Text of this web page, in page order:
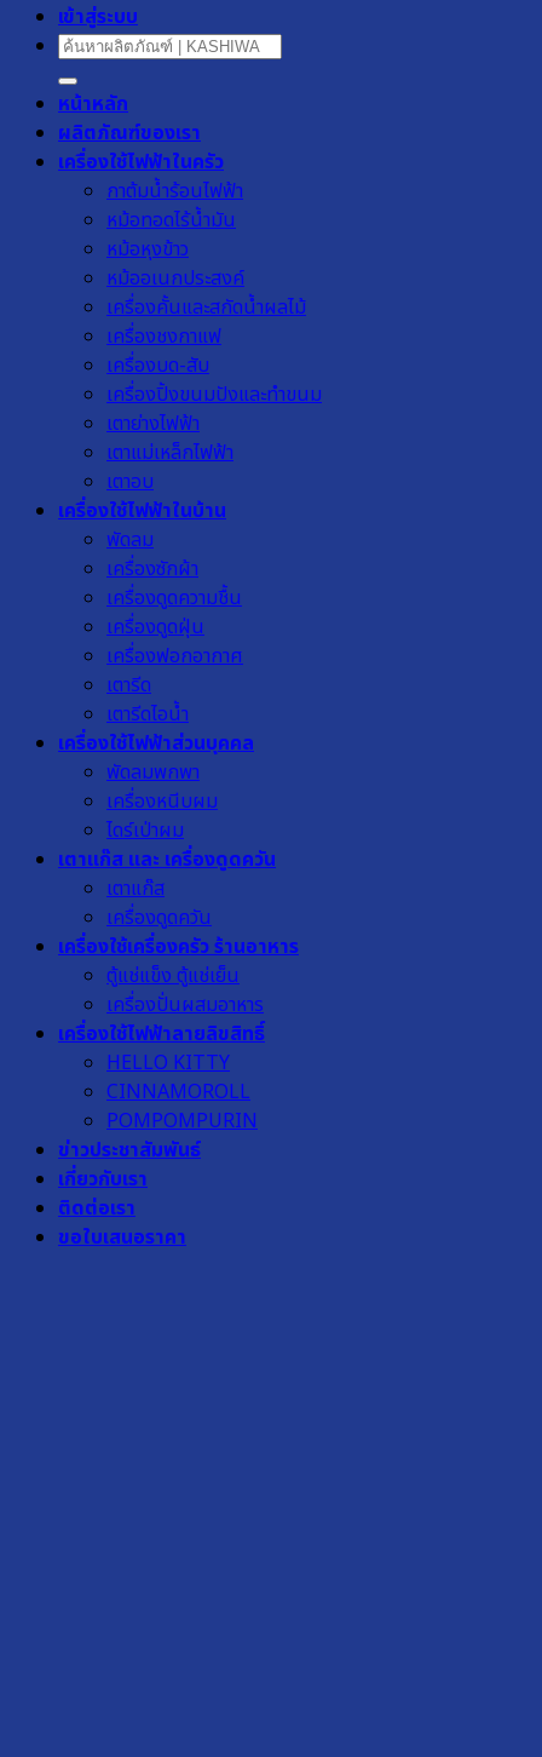
เข้าสู่ระบบ
ค้นหา:
หน้าหลัก
ผลิตภัณฑ์ของเรา
เครื่องใช้ไฟฟ้าในครัว
กาต้มน้ำร้อนไฟฟ้า
หม้อทอดไร้น้ำมัน
หม้อหุงข้าว
หม้ออเนกประสงค์
เครื่องคั้นและสกัดน้ำผลไม้
เครื่องชงกาแฟ
เครื่องบด-สับ
เครื่องปิ้งขนมปังและทำขนม
เตาย่างไฟฟ้า
เตาแม่เหล็กไฟฟ้า
เตาอบ
เครื่องใช้ไฟฟ้าในบ้าน
พัดลม
เครื่องซักผ้า
เครื่องดูดความชื้น
เครื่องดูดฝุ่น
เครื่องฟอกอากาศ
เตารีด
เตารีดไอน้ำ
เครื่องใช้ไฟฟ้าส่วนบุคคล
พัดลมพกพา
เครื่องหนีบผม
ไดร์เป่าผม
เตาแก๊ส และ เครื่องดูดควัน
เตาแก๊ส
เครื่องดูดควัน
เครื่องใช้เครื่องครัว ร้านอาหาร
ตู้แช่แข็ง ตู้แช่เย็น
เครื่องปั่นผสมอาหาร
เครื่องใช้ไฟฟ้าลายลิขสิทธิ์
HELLO KITTY
CINNAMOROLL
POMPOMPURIN
ข่าวประชาสัมพันธ์
เกี่ยวกับเรา
ติดต่อเรา
ขอใบเสนอราคา